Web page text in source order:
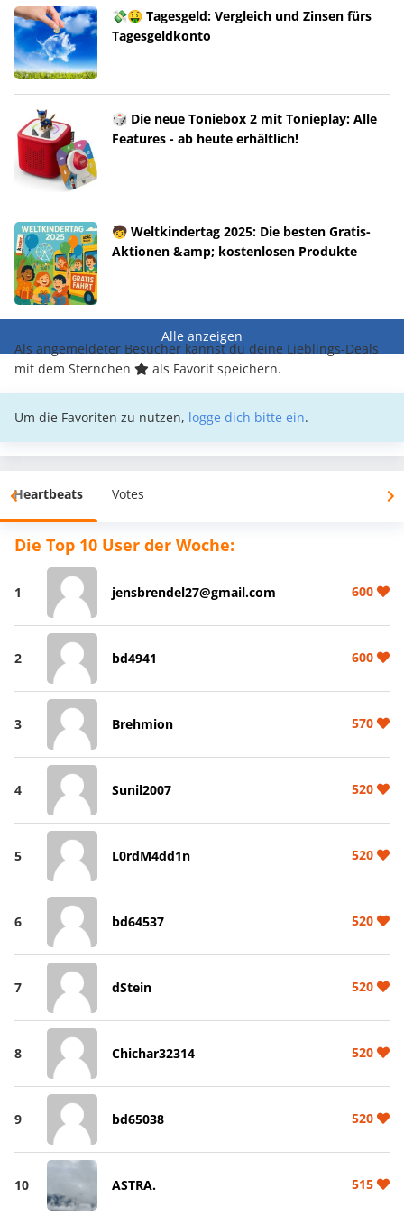
💸🤑 Tagesgeld: Vergleich und Zinsen fürs
Tagesgeldkonto
🎲 Die neue Toniebox 2 mit Tonieplay: Alle
Features - ab heute erhältlich!
🧒 Weltkindertag 2025: Die besten Gratis-
Aktionen &amp; kostenlosen Produkte
Alle anzeigen
Als angemeldeter Besucher kannst du deine Lieblings-Deals
mit dem Sternchen
als Favorit speichern.
Um die Favoriten zu nutzen, logge dich bitte ein.
Heartbeats Votes
Die Top 10 User der Woche:
1 jensbrendel27@gmail.com 600
2 bd4941 600
3 Brehmion 570
4 Sunil2007 520
5 L0rdM4dd1n 520
6 bd64537 520
7 dStein 520
8 Chichar32314 520
9 bd65038 520
10 ASTRA. 515